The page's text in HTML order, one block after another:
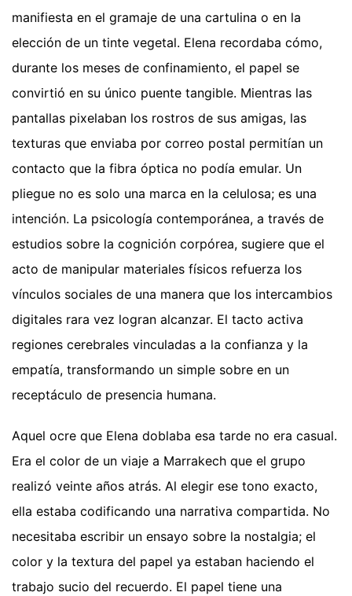
manifiesta en el gramaje de una cartulina o en la
elección de un tinte vegetal. Elena recordaba cómo,
durante los meses de confinamiento, el papel se
convirtió en su único puente tangible. Mientras las
pantallas pixelaban los rostros de sus amigas, las
texturas que enviaba por correo postal permitían un
contacto que la fibra óptica no podía emular. Un
pliegue no es solo una marca en la celulosa; es una
intención. La psicología contemporánea, a través de
estudios sobre la cognición corpórea, sugiere que el
acto de manipular materiales físicos refuerza los
vínculos sociales de una manera que los intercambios
digitales rara vez logran alcanzar. El tacto activa
regiones cerebrales vinculadas a la confianza y la
empatía, transformando un simple sobre en un
receptáculo de presencia humana.
Aquel ocre que Elena doblaba esa tarde no era casual.
Era el color de un viaje a Marrakech que el grupo
realizó veinte años atrás. Al elegir ese tono exacto,
ella estaba codificando una narrativa compartida. No
necesitaba escribir un ensayo sobre la nostalgia; el
color y la textura del papel ya estaban haciendo el
trabajo sucio del recuerdo. El papel tiene una